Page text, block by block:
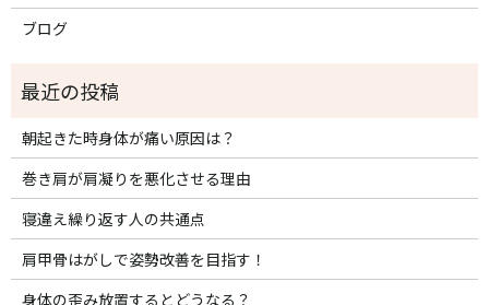
ブログ
朝起きた時身体が痛い原因は？
巻き肩が肩凝りを悪化させる理由
寝違え繰り返す人の共通点
肩甲骨はがしで姿勢改善を目指す！
身体の歪み放置するとどうなる？